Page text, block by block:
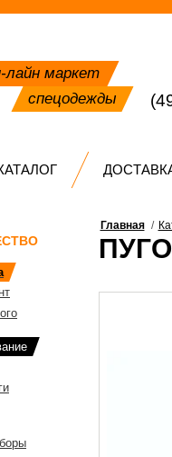
лайн маркет
спецодежды
Главная /